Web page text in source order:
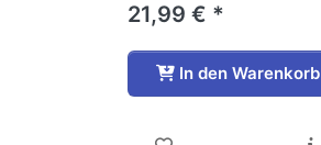
21,99 € *
In den Warenkorb